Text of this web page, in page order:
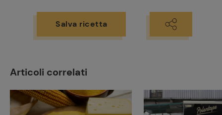
Salva ricetta
Articoli correlati